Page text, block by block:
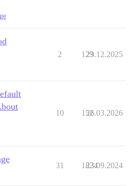
2 123
29.12.2025
10 152
26.03.2026
31 1824
23.09.2024